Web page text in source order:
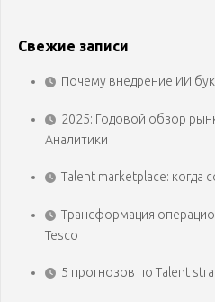
Свежие записи
Почему внедрение ИИ
2025: Годовой обзор
Аналитики
Talent marketplace: когда
Трансформация
Tesco
5 прогнозов по Talent